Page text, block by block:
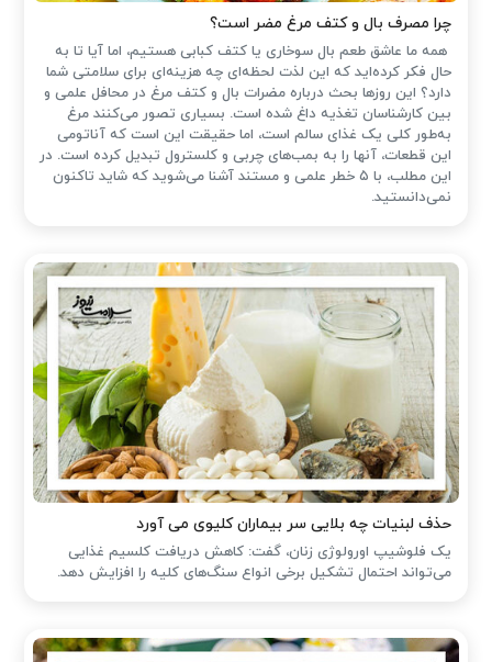
چرا مصرف بال و کتف مرغ مضر است؟
همه ما عاشق طعم بال سوخاری یا کتف کبابی هستیم، اما آیا تا به
حال فکر کرده‌اید که این لذت لحظه‌ای چه هزینه‌ای برای سلامتی شما
دارد؟ این روزها بحث درباره مضرات بال و کتف مرغ در محافل علمی و
بین کارشناسان تغذیه داغ شده است. بسیاری تصور می‌کنند مرغ
به‌طور کلی یک غذای سالم است، اما حقیقت این است که آناتومی
این قطعات، آنها را به بمب‌های چربی و کلسترول تبدیل کرده است. در
این مطلب، با ۵ خطر علمی و مستند آشنا می‌شوید که شاید تاکنون
نمی‌دانستید.
حذف لبنیات چه بلایی سر بیماران کلیوی می آورد
یک فلوشیپ اورولوژی زنان، گفت: کاهش دریافت کلسیم غذایی
می‌تواند احتمال تشکیل برخی انواع سنگ‌های کلیه را افزایش دهد.